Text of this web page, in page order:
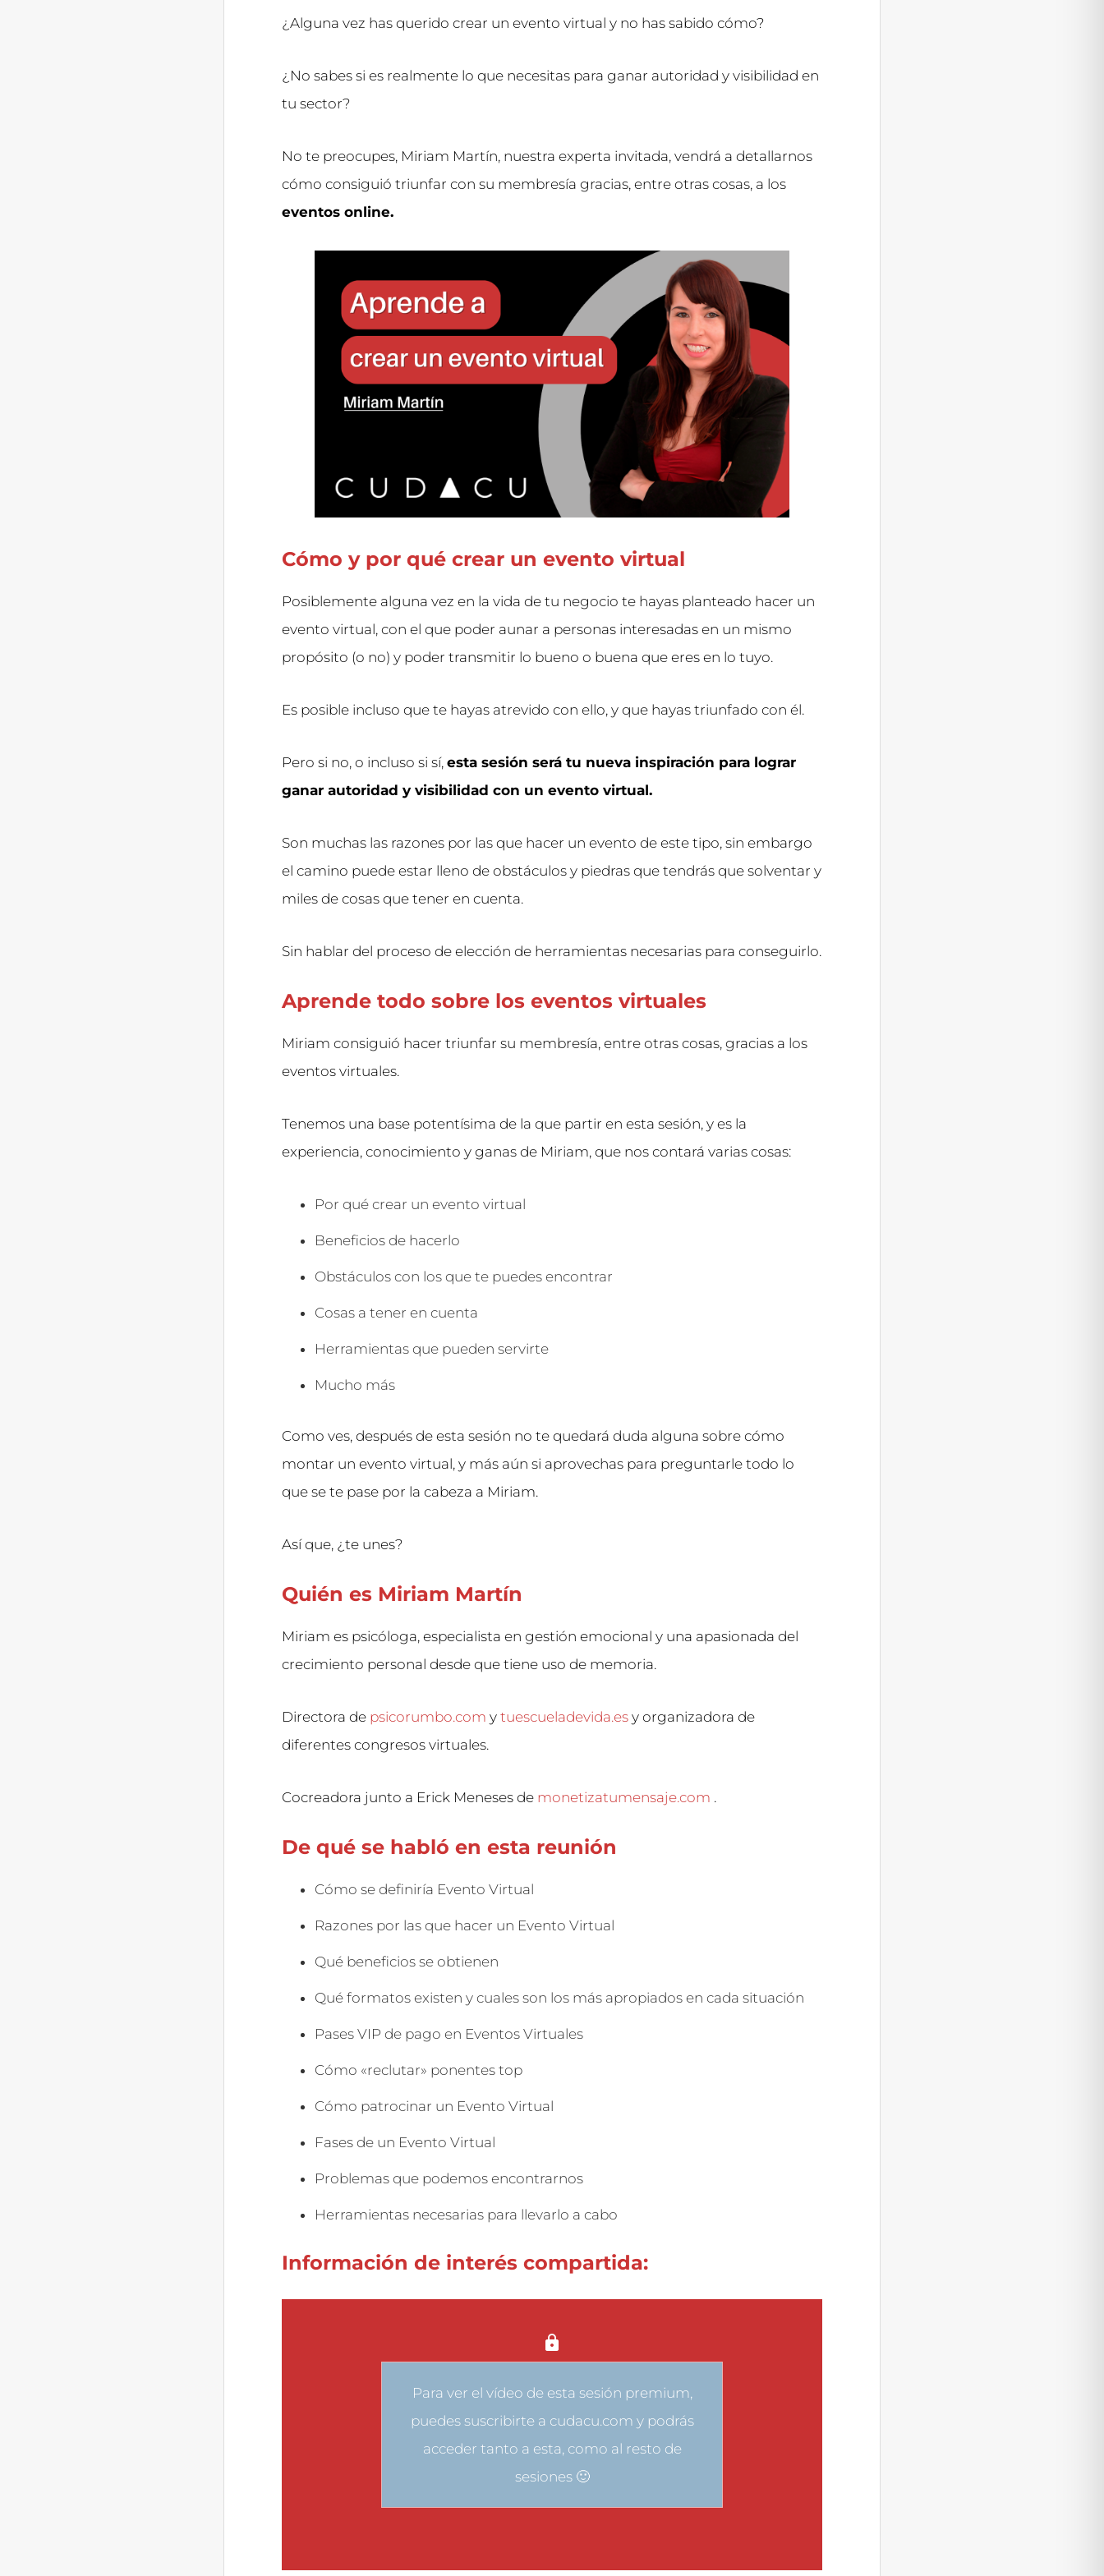
¿Alguna vez has querido crear un evento virtual y no has sabido cómo?
¿No sabes si es realmente lo que necesitas para ganar autoridad y visibilidad en
tu sector?
No te preocupes, Miriam Martín, nuestra experta invitada, vendrá a detallarnos
cómo consiguió triunfar con su membresía gracias, entre otras cosas, a los
eventos online.
Cómo y por qué crear un evento virtual
Posiblemente alguna vez en la vida de tu negocio te hayas planteado hacer un
evento virtual, con el que poder aunar a personas interesadas en un mismo
propósito (o no) y poder transmitir lo bueno o buena que eres en lo tuyo.
Es posible incluso que te hayas atrevido con ello, y que hayas triunfado con él.
Pero si no, o incluso si sí, esta sesión será tu nueva inspiración para lograr
ganar autoridad y visibilidad con un evento virtual.
Son muchas las razones por las que hacer un evento de este tipo, sin embargo
el camino puede estar lleno de obstáculos y piedras que tendrás que solventar y
miles de cosas que tener en cuenta.
Sin hablar del proceso de elección de herramientas necesarias para conseguirlo.
Aprende todo sobre los eventos virtuales
Miriam consiguió hacer triunfar su membresía, entre otras cosas, gracias a los
eventos virtuales.
Tenemos una base potentísima de la que partir en esta sesión, y es la
experiencia, conocimiento y ganas de Miriam, que nos contará varias cosas:
Por qué crear un evento virtual
Beneficios de hacerlo
Obstáculos con los que te puedes encontrar
Cosas a tener en cuenta
Herramientas que pueden servirte
Mucho más
Como ves, después de esta sesión no te quedará duda alguna sobre cómo
montar un evento virtual, y más aún si aprovechas para preguntarle todo lo
que se te pase por la cabeza a Miriam.
Así que, ¿te unes?
Quién es Miriam Martín
Miriam es psicóloga, especialista en gestión emocional y una apasionada del
crecimiento personal desde que tiene uso de memoria.
Directora de psicorumbo.com y tuescueladevida.es y organizadora de
diferentes congresos virtuales.
Cocreadora junto a Erick Meneses de monetizatumensaje.com .
De qué se habló en esta reunión
Cómo se definiría Evento Virtual
Razones por las que hacer un Evento Virtual
Qué beneficios se obtienen
Qué formatos existen y cuales son los más apropiados en cada situación
Pases VIP de pago en Eventos Virtuales
Cómo «reclutar» ponentes top
Cómo patrocinar un Evento Virtual
Fases de un Evento Virtual
Problemas que podemos encontrarnos
Herramientas necesarias para llevarlo a cabo
Información de interés compartida:
Para ver el vídeo de esta sesión premium,
puedes suscribirte a cudacu.com y podrás
acceder tanto a esta, como al resto de
sesiones 🙂